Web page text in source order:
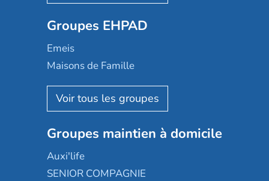
Mobicap
Domusvi
Happy Senior
Aquarelia
Nexity edenea
Les jardins d'Arcadie
Occitalia
Appartseniors
Groupes EHPAD
Emeis
Maisons de Famille
Korian
Emera
Groupe SOS
Le Noble Âge
Almage
Groupes maintien à domicile
Auxi'life
SENIOR COMPAGNIE